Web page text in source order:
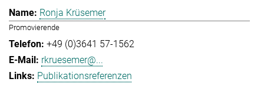
Ronja Krüsemer
Promovierende
+49 (0)3641 57-1562
rkruesemer@...
Publikationsreferenzen